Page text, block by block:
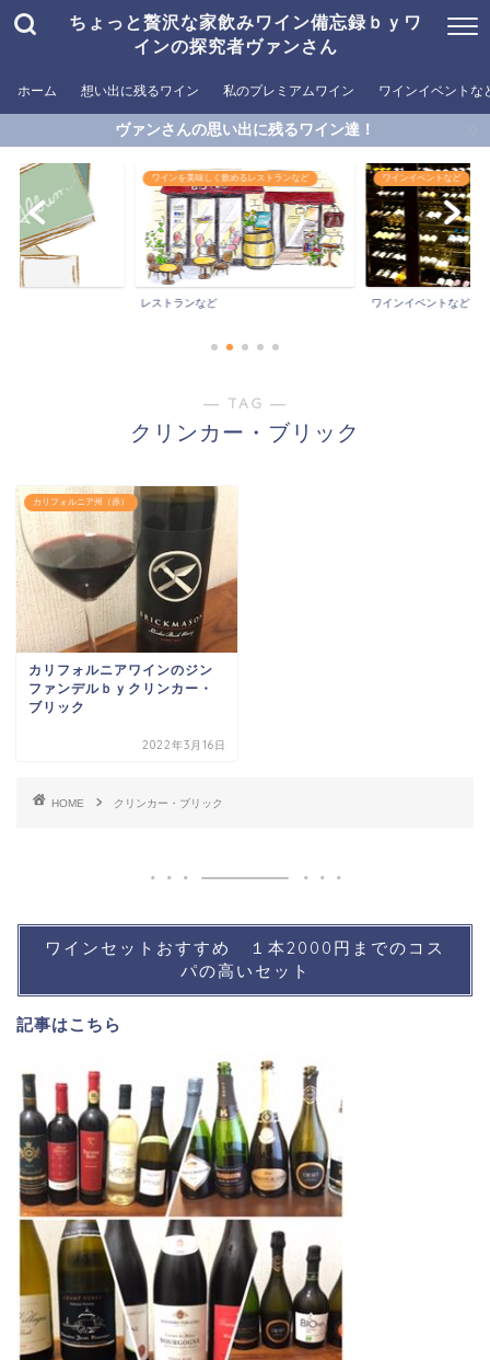
ちょっと贅沢な家飲みワイン備忘録ｂｙワ
インの探究者ヴァンさん
ホーム 想い出に残るワイン 私のプレミアムワイン ワインイベントな
ヴァンさんの思い出に残るワイン達！
ワインを美味しく飲めるレストランなど
レストランなど
ワインイベントなど
ワインイベントなど
― TAG ―
クリンカー・ブリック
カリフォルニア州（赤）
カリフォルニアワインのジン
ファンデルｂｙクリンカー・
ブリック
2022年3月16日
HOME クリンカー・ブリック
ワインセットおすすめ １本2000円までのコス
パの高いセット
記事はこちら